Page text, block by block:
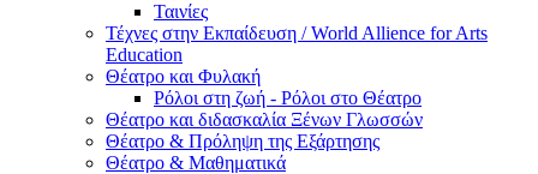
Ταινίες
Τέχνες στην Εκπαίδευση / World Allience for Arts
Education
Θέατρο και Φυλακή
Ρόλοι στη ζωή - Ρόλοι στο Θέατρο
Θέατρο και διδασκαλία Ξένων Γλωσσών
Θέατρο & Πρόληψη της Εξάρτησης
Θέατρο & Μαθηματικά